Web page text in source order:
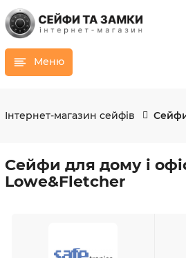
Меню
Інтернет-магазин сейфів
Сейфи для дому і
Lowe&Fletcher